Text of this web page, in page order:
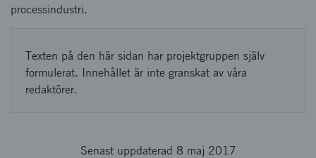
processindustri.
Texten på den här sidan har projektgruppen själv
formulerat. Innehållet är inte granskat av våra
redaktörer.
Senast uppdaterad 8 maj 2017